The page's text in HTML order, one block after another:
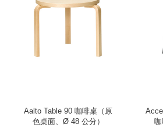
Aalto Table 90 咖啡桌（原
色桌面、Ø 48 公分）